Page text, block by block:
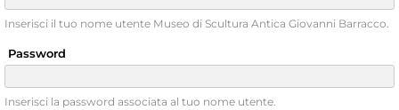
Inserisci il tuo nome utente Museo di Scultura Antica Giovanni Barracco.
Password
Inserisci la password associata al tuo nome utente.